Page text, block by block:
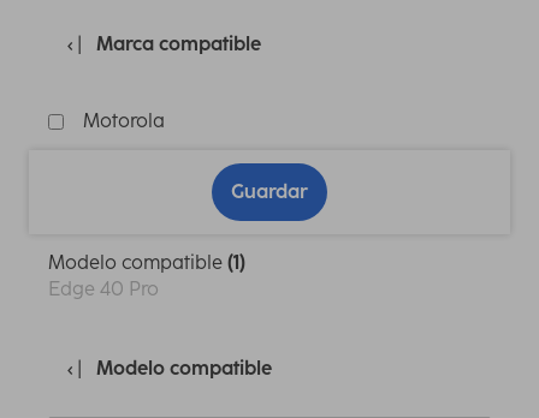
Marca compatible
Motorola
Guardar
Modelo compatible (1)
Edge 40 Pro
Modelo compatible